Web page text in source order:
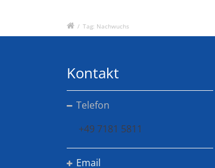
/ Tag: Nachwuchs
Kontakt
Telefon
+49 7181 5811
Email